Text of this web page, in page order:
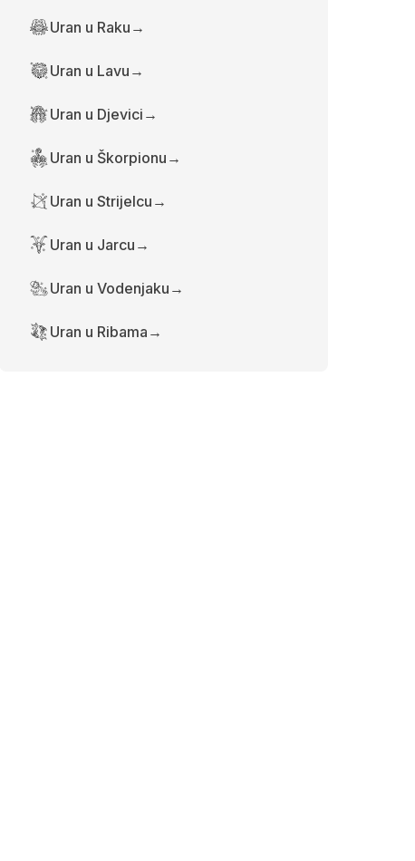
Uran u Raku →
Uran u Lavu →
Uran u Djevici →
Uran u Škorpionu →
Uran u Strijelcu →
Uran u Jarcu →
Uran u Vodenjaku →
Uran u Ribama →